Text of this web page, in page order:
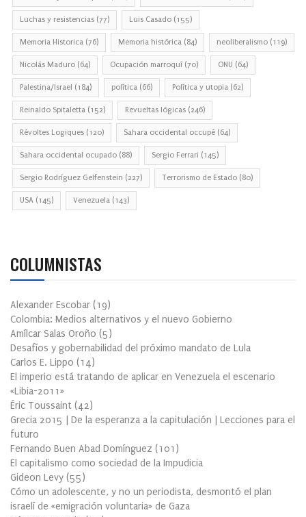
Luchas y resistencias (77) Luis Casado (155)
Memoria Historica (76) Memoria histórica (84) neoliberalismo (119)
Nicolás Maduro (64) Ocupación marroquí (70) ONU (64)
Palestina/Israel (184) política (66) Política y utopia (62)
Reinaldo Spitaletta (152) Revueltas lógicas (246)
Révoltes Logiques (120) Sahara occidental occupé (64)
Sahara occidental ocupado (88) Sergio Ferrari (145)
Sergio Rodríguez Gelfenstein (227) Terrorismo de Estado (80)
USA (145) Venezuela (143)
COLUMNISTAS
Alexander Escobar (19)
Colombia: Medios alternativos y el nuevo Gobierno
Amílcar Salas Oroño (5)
Desafíos y gobernabilidad del próximo mandato de Lula
Carlos E. Lippo (14)
El imperio está tratando de aplicar en Venezuela el escenario
«Libia-2011»
Éric Toussaint (42)
Grecia 2015 | De la esperanza a la capitulación | Lecciones para el
futuro
Fernando Buen Abad Domínguez (101 )
El capitalismo como sociedad de la Impudicia
Gideon Levy (55)
Cómo un adolescente, y no un periodista, desmontó el plan
israelí de «emigración voluntaria» de Gaza